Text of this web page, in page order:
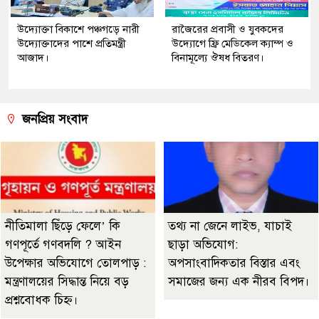
উদ্যোক্তা বিকাশে পঞ্চগড়ে নারী
উদ্যোক্তাদের পাশে প্রতিমন্ত্রী
আজাদ।
রাজৈরের‌ প্রবাসী ও যুবকদের
উদ্যোগে ফ্রি মেডিকেল ক্যাম্প ও
বিনামূল্যে ঔষধ বিতরণ।
জনপ্রিয় সংবাদ
নীতিমালা ছিঁড়ে ফেলে’ কি
গণপূর্তে গণবদলি ? আইন
উপেক্ষার অভিযোগে তোলপাড় :
মন্ত্রণালয়ের সিদ্ধান্ত নিয়ে বড়
প্রশ্নবোধক চিহ্ন।
তথ্য না জেনে লাইভ, যাচাই
ছাড়া অভিযোগ:
অপসাংবাদিকতার বিস্তার এবং
সমাজের জন্য এক নীরব বিপদ।